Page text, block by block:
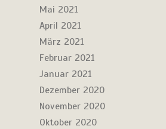
Mai 2021
April 2021
März 2021
Februar 2021
Januar 2021
Dezember 2020
November 2020
Oktober 2020